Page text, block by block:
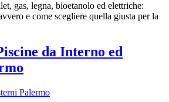
gas, legna, bioetanolo ed elettriche:
e come scegliere quella giusta per la
da Interno ed